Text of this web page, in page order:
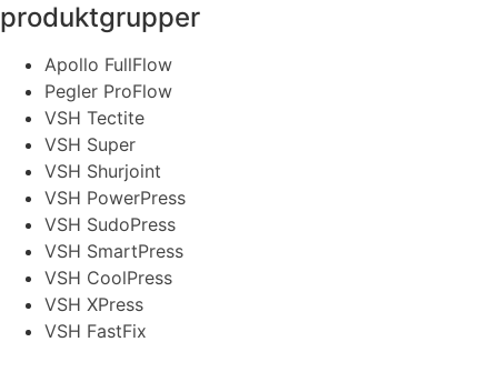
produktgrupper
Apollo FullFlow
Pegler ProFlow
VSH Tectite
VSH Super
VSH Shurjoint
VSH PowerPress
VSH SudoPress
VSH SmartPress
VSH CoolPress
VSH XPress
VSH FastFix